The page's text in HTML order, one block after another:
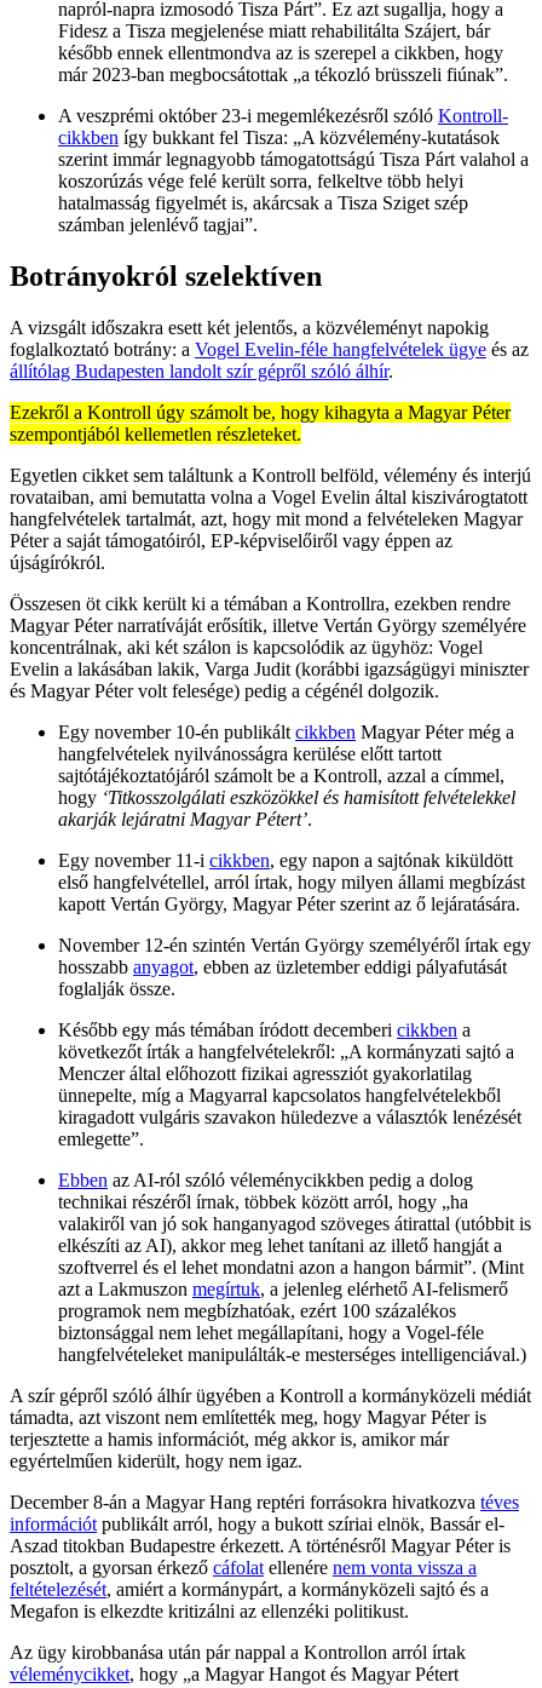
napról-napra izmosodó Tisza Párt”. Ez azt sugallja, hogy a
Fidesz a Tisza megjelenése miatt rehabilitálta Szájert, bár
később ennek ellentmondva az is szerepel a cikkben, hogy
már 2023-ban megbocsátottak „a tékozló brüsszeli fiúnak”.
A veszprémi október 23-i megemlékezésről szóló Kontroll-
cikkben így bukkant fel Tisza: „A közvélemény-kutatások
szerint immár legnagyobb támogatottságú Tisza Párt valahol a
koszorúzás vége felé került sorra, felkeltve több helyi
hatalmasság figyelmét is, akárcsak a Tisza Sziget szép
számban jelenlévő tagjai”.
Botrányokról szelektíven
A vizsgált időszakra esett két jelentős, a közvéleményt napokig
foglalkoztató botrány: a Vogel Evelin-féle hangfelvételek ügye és az
állítólag Budapesten landolt szír gépről szóló álhír.
Ezekről a Kontroll úgy számolt be, hogy kihagyta a Magyar Péter
szempontjából kellemetlen részleteket.
Egyetlen cikket sem találtunk a Kontroll belföld, vélemény és interjú
rovataiban, ami bemutatta volna a Vogel Evelin által kiszivárogtatott
hangfelvételek tartalmát, azt, hogy mit mond a felvételeken Magyar
Péter a saját támogatóiról, EP-képviselőiről vagy éppen az
újságírókról.
Összesen öt cikk került ki a témában a Kontrollra, ezekben rendre
Magyar Péter narratíváját erősítik, illetve Vertán György személyére
koncentrálnak, aki két szálon is kapcsolódik az ügyhöz: Vogel
Evelin a lakásában lakik, Varga Judit (korábbi igazságügyi miniszter
és Magyar Péter volt felesége) pedig a cégénél dolgozik.
Egy november 10-én publikált cikkben Magyar Péter még a
hangfelvételek nyilvánosságra kerülése előtt tartott
sajtótájékoztatójáról számolt be a Kontroll, azzal a címmel,
hogy ‘Titkosszolgálati eszközökkel és hamisított felvételekkel
akarják lejáratni Magyar Pétert’.
Egy november 11-i cikkben, egy napon a sajtónak kiküldött
első hangfelvétellel, arról írtak, hogy milyen állami megbízást
kapott Vertán György, Magyar Péter szerint az ő lejáratására.
November 12-én szintén Vertán György személyéről írtak egy
hosszabb anyagot, ebben az üzletember eddigi pályafutását
foglalják össze.
Később egy más témában íródott decemberi cikkben a
következőt írták a hangfelvételekről: „A kormányzati sajtó a
Menczer által előhozott fizikai agressziót gyakorlatilag
ünnepelte, míg a Magyarral kapcsolatos hangfelvételekből
kiragadott vulgáris szavakon hüledezve a választók lenézését
emlegette”.
Ebben az AI-ról szóló véleménycikkben pedig a dolog
technikai részéről írnak, többek között arról, hogy „ha
valakiről van jó sok hanganyagod szöveges átirattal (utóbbit is
elkészíti az AI), akkor meg lehet tanítani az illető hangját a
szoftverrel és el lehet mondatni azon a hangon bármit”. (Mint
azt a Lakmuszon megírtuk, a jelenleg elérhető AI-felismerő
programok nem megbízhatóak, ezért 100 százalékos
biztonsággal nem lehet megállapítani, hogy a Vogel-féle
hangfelvételeket manipulálták-e mesterséges intelligenciával.)
A szír gépről szóló álhír ügyében a Kontroll a kormányközeli médiát
támadta, azt viszont nem említették meg, hogy Magyar Péter is
terjesztette a hamis információt, még akkor is, amikor már
egyértelműen kiderült, hogy nem igaz.
December 8-án a Magyar Hang reptéri forrásokra hivatkozva téves
információt publikált arról, hogy a bukott szíriai elnök, Bassár el-
Aszad titokban Budapestre érkezett. A történésről Magyar Péter is
posztolt, a gyorsan érkező cáfolat ellenére nem vonta vissza a
feltételezését, amiért a kormánypárt, a kormányközeli sajtó és a
Megafon is elkezdte kritizálni az ellenzéki politikust.
Az ügy kirobbanása után pár nappal a Kontrollon arról írtak
véleménycikket, hogy „a Magyar Hangot és Magyar Pétert